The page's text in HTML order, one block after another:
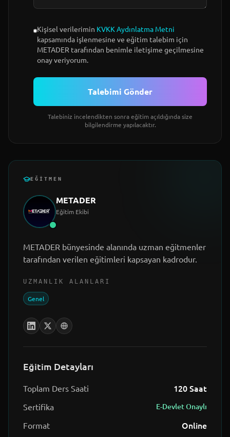
Kişisel verilerimin KVKK Aydınlatma Metni
kapsamında işlenmesine ve eğitim talebim için
METADER tarafından benimle iletişime geçilmesine
onay veriyorum.
Talebimi Gönder
Talebiniz incelendikten sonra eğitim açıldığında size
bilgilendirme yapılacaktır.
EĞITMEN
METADER
Eğitim Ekibi
METADER bünyesinde alanında uzman eğitmenler
tarafından verilen eğitimleri kapsayan kadrodur.
UZMANLIK ALANLARI
Genel
Eğitim Detayları
Toplam Ders Saati 120Saat
Sertifika E-Devlet Onaylı
Format Online